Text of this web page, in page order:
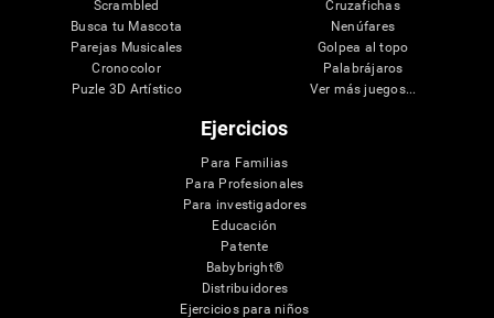
Scrambled
Busca tu Mascota
Parejas Musicales
Cronocolor
Puzle 3D Artístico
Cruzafichas
Nenúfares
Golpea al topo
Palabrájaros
Ver más juegos...
Ejercicios
Para Familias
Para Profesionales
Para investigadores
Educación
Patente
Babybright®
Distribuidores
Ejercicios para niños